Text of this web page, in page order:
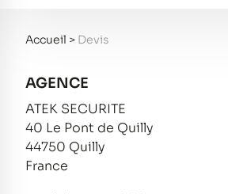
Accueil > Devis
AGENCE
ATEK SECURITE
40 Le Pont de Quilly
44750 Quilly
France